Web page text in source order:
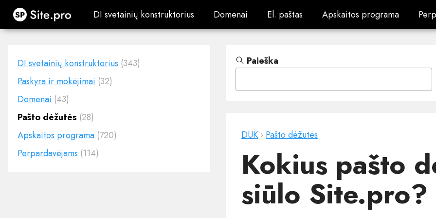
Site.pro DI svetainių konstruktorius
DI svetainių konstruktorius Domenai
Domenai El. paštas
El. paštas Apskaitos programa
Apskaitos programa
DI svetainių konstruktorius (343)
Paskyra ir mokėjimai (32)
Domenai (43)
Pašto dėžutės (28)
Apskaitos programa (720)
Perpardavėjams (114)
Paieška
DUK › Pašto dėžutės
Kokius pašto
siūlo Site.pro?